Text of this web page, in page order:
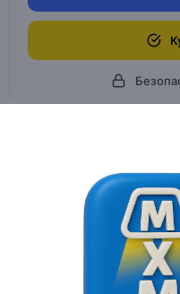
Косметика по
Проверенный